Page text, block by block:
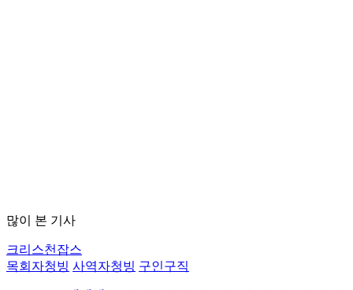
많이 본 기사
크리스천잡스
목회자청빙 사역자청빙 구인구직